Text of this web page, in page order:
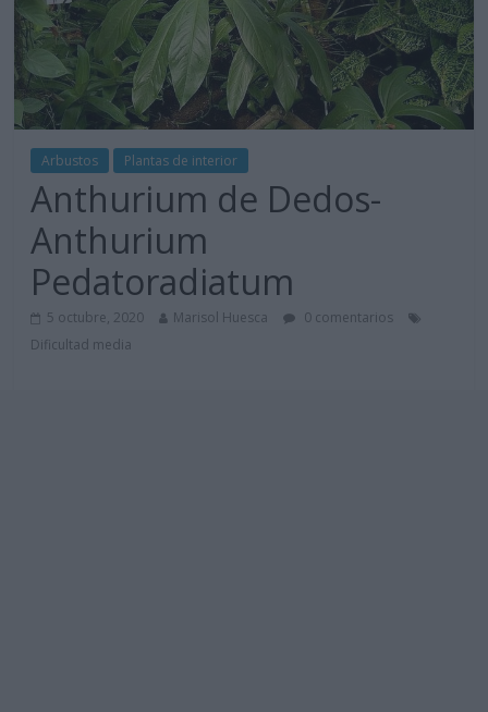
Arbustos Plantas de interior
Anthurium de Dedos-
Anthurium
Pedatoradiatum
5 octubre, 2020 Marisol Huesca
0 comentarios
Dificultad media